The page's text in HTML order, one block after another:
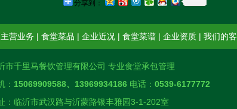
分享到：
主营业务 | 食堂菜品 | 企业近况 | 食堂菜谱 | 企业资质 | 我们的
市千里马餐饮管理有限公司 专业食堂承包管理
： 15069909588、13969934186 电话： 0539-6177772
：临沂市武汉路与沂蒙路银丰雅园3-1-202室